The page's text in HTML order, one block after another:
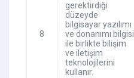
8
gerektirdiği
düzeyde
bilgisayar yazılımı
ve donanımı bilgisi
ile birlikte bilişim
ve iletişim
teknolojilerini
kullanır.